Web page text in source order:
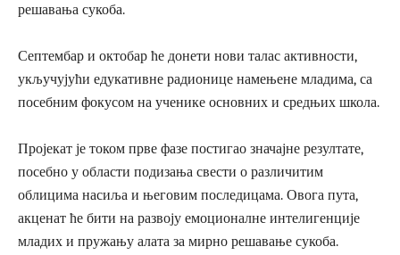
решавања сукоба.
Септембар и октобар ће донети нови талас активности,
укључујући едукативне радионице намењене младима, са
посебним фокусом на ученике основних и средњих школа.
Пројекат је током прве фазе постигао значајне резултате,
посебно у области подизања свести о различитим
облицима насиља и његовим последицама. Овога пута,
акценат ће бити на развоју емоционалне интелигенције
младих и пружању алата за мирно решавање сукоба.